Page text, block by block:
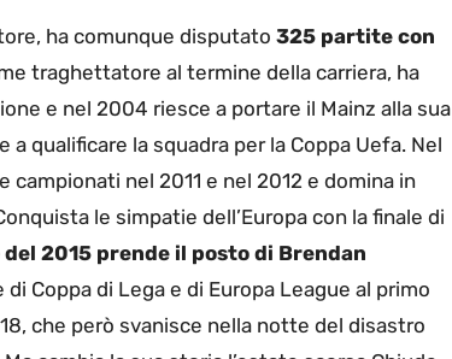
ha comunque disputato 325 partite con
traghettatore al termine della carriera, ha
e nel 2004 riesce a portare il Mainz alla sua
qualificare la squadra per la Coppa Uefa. Nel
campionati nel 2011 e nel 2012 e domina in
le simpatie dell’Europa con la finale di
2015 prende il posto di Brendan
di Coppa di Lega e di Europa League al primo
che però svanisce nella notte del disastro